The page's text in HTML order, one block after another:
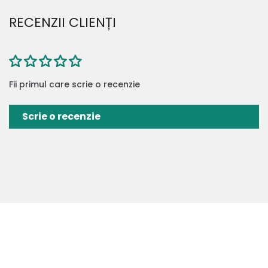
RECENZII CLIENȚI
Fii primul care scrie o recenzie
Scrie o recenzie